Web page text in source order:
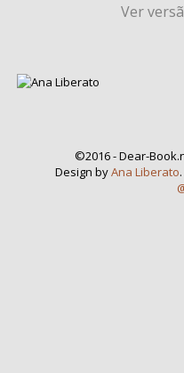
Ver
©2016 - Dear-
Design byAna Liberato